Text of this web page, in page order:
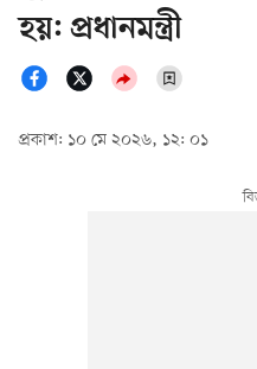
হয়: প্রধানমন্ত্রী
প্রকাশ: ১০ মে ২০২৬, ১২: ০১